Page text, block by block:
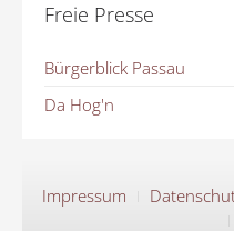
Freie Presse
Bürgerblick Passau
Da Hog'n
Impressum